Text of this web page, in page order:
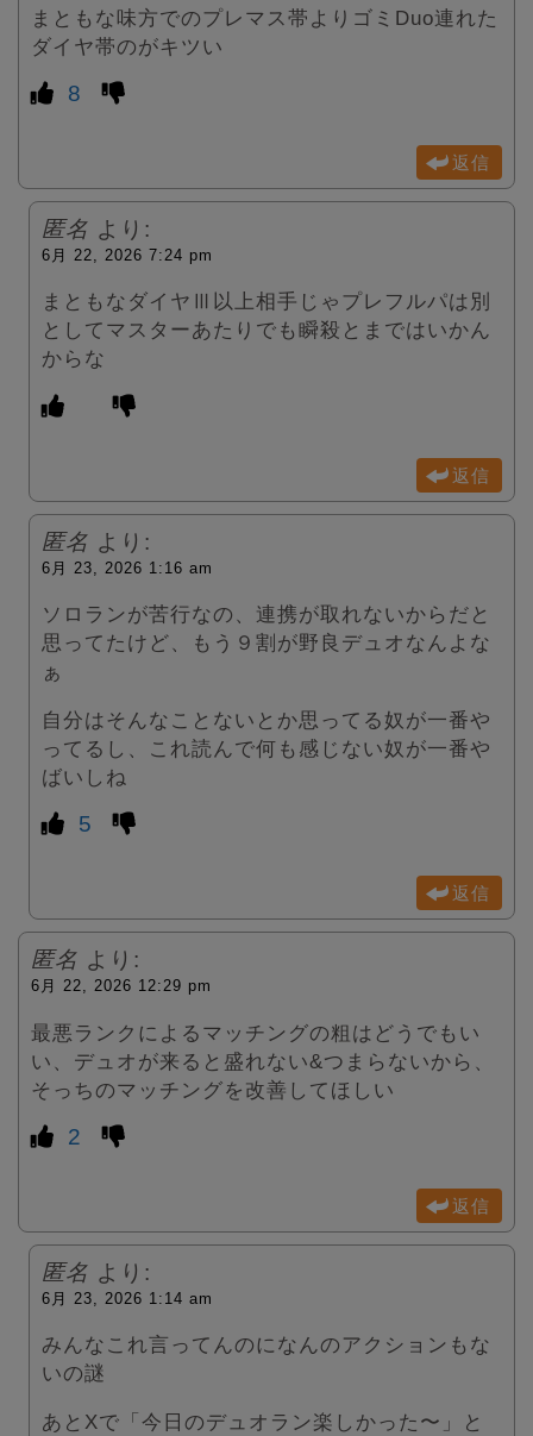
まともな味方でのプレマス帯よりゴミDuo連れた
ダイヤ帯のがキツい
8
返信
匿名 より:
6月 22, 2026 7:24 pm
まともなダイヤⅢ以上相手じゃプレフルパは別
としてマスターあたりでも瞬殺とまではいかん
からな
返信
匿名 より:
6月 23, 2026 1:16 am
ソロランが苦行なの、連携が取れないからだと
思ってたけど、もう９割が野良デュオなんよな
ぁ
自分はそんなことないとか思ってる奴が一番や
ってるし、これ読んで何も感じない奴が一番や
ばいしね
5
返信
匿名 より:
6月 22, 2026 12:29 pm
最悪ランクによるマッチングの粗はどうでもい
い、デュオが来ると盛れない&つまらないから、
そっちのマッチングを改善してほしい
2
返信
匿名 より:
6月 23, 2026 1:14 am
みんなこれ言ってんのになんのアクションもな
いの謎
あとXで「今日のデュオラン楽しかった〜」と